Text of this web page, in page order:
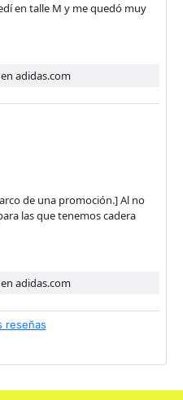
en talle M y me quedó muy
adidas.com
de una promoción.] Al no
las que tenemos cadera
adidas.com
reseñas